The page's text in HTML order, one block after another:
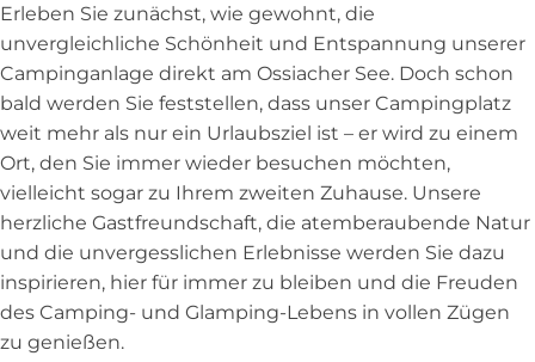
Erleben Sie zunächst, wie gewohnt, die
unvergleichliche Schönheit und Entspannung unserer
Campinganlage direkt am Ossiacher See. Doch schon
bald werden Sie feststellen, dass unser Campingplatz
weit mehr als nur ein Urlaubsziel ist – er wird zu einem
Ort, den Sie immer wieder besuchen möchten,
vielleicht sogar zu Ihrem zweiten Zuhause. Unsere
herzliche Gastfreundschaft, die atemberaubende Natur
und die unvergesslichen Erlebnisse werden Sie dazu
inspirieren, hier für immer zu bleiben und die Freuden
des Camping- und Glamping-Lebens in vollen Zügen
zu genießen.